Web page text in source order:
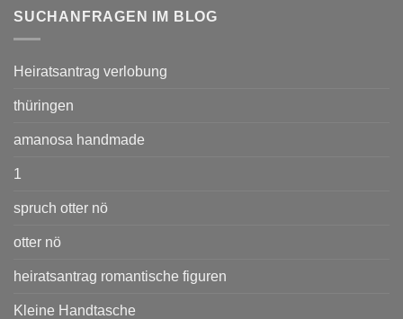
SUCHANFRAGEN IM BLOG
Heiratsantrag verlobung
thüringen
amanosa handmade
1
spruch otter nö
otter nö
heiratsantrag romantische figuren
Kleine Handtasche